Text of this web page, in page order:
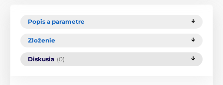
Popis a parametre
Zloženie
Diskusia (0)